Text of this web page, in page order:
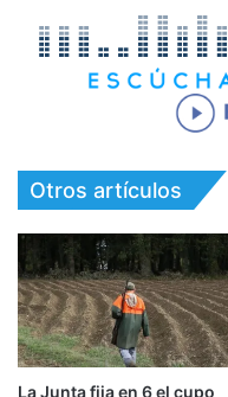
Otros artículos
La Junta fija en 6 el cupo